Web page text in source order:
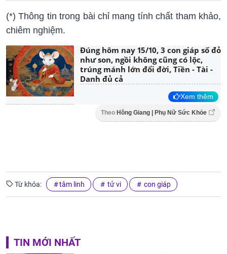
(*) Thông tin trong bài chỉ mang tính chất tham khảo,
chiêm nghiệm.
Đúng hôm nay 15/10, 3 con giáp số đỏ
như son, ngồi không cũng có lộc,
trúng mánh lớn đổi đời, Tiền - Tài -
Danh đủ cả
Xem thêm
Theo Hồng Giang | Phụ Nữ Sức Khỏe
Từ khóa: tâm linh tử vi con giáp
TIN MỚI NHẤT